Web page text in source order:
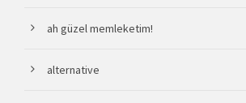
ah güzel memleketim!
alternative